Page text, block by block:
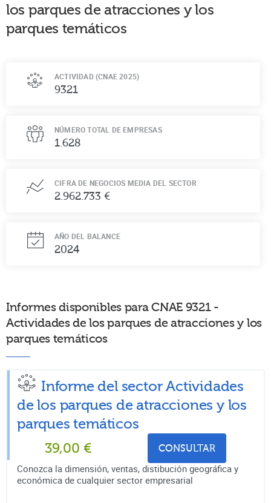
los parques de atracciones y los
parques temáticos
ACTIVIDAD (CNAE 2025)
9321
NÚMERO TOTAL DE EMPRESAS
1.628
CIFRA DE NEGOCIOS MEDIA DEL SECTOR
2.962.733 €
AÑO DEL BALANCE
2024
Informes disponibles para CNAE 9321 -
Actividades de los parques de atracciones y los
parques temáticos
Informe del sector Actividades
de los parques de atracciones y los
parques temáticos
39,00 € CONSULTAR
Conozca la dimensión, ventas, distibución geográfica y
económica de cualquier sector empresarial